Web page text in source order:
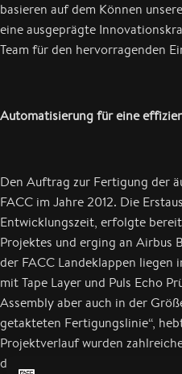
basieren auf dem Können
eine ausgeprägte
Team für den hervorragenden
Automatisierung für eine
Den Auftrag zur Fertigung der
FACC im Jahre 2012. Die
Entwicklungszeit, erfolgte
Projektes und erging an Airbus
der FACC Landeklappen
mit Tape Layer und Puls Echo
Assembly aber auch in der
getakteten Fertigungslinie“,
Projektverlauf wurden
die Einführung einer getakteten